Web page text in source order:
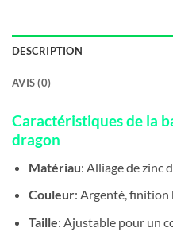
DESCRIPTION
AVIS (0)
Caractéristiques de la
dragon
Matériau: Alliage de zinc
Couleur: Argenté, finition
Taille: Ajustable pour un